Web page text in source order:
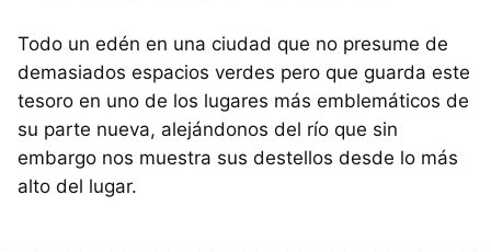
Todo un edén en una ciudad que no presume de
demasiados espacios verdes pero que guarda este
tesoro en uno de los lugares más emblemáticos de
su parte nueva, alejándonos del río que sin
embargo nos muestra sus destellos desde lo más
alto del lugar.